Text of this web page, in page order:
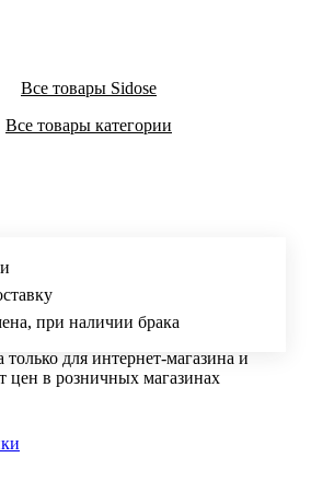
Все товары Sidose
Все товары категории
при наличии брака
только для интернет-магазина и
цен в розничных магазинах